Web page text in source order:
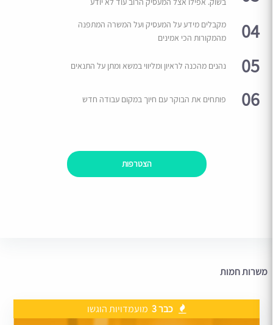
04
מקבלים מידע על המעסיק ועל המשרה המתפנה
מהמקורות הכי אמינים
05 נהנים מהכנה לראיון ומליווי במשא ומתן על התנאים
06 פותחים את הבוקר עם חיוך במקום עבודה חדש
הצטרפות
משרות חמות
כבר 3 מועמדויות הוגשו